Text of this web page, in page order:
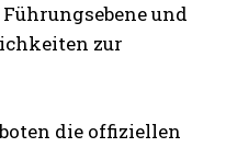
und
zur
die offiziellen